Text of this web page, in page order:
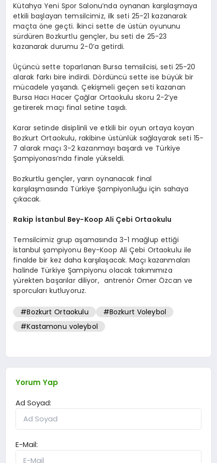
Kütahya Yeni Spor Salonu’nda oynanan karşılaşmaya
etkili başlayan temsilcimiz, ilk seti 25-21 kazanarak
maçta öne geçti. İkinci sette de üstün oyununu
sürdüren Bozkurtlu gençler, bu seti de 25-23
kazanarak durumu 2-0’a getirdi.
Üçüncü sette toparlanan Bursa temsilcisi, seti 25-20
alarak farkı bire indirdi. Dördüncü sette ise büyük bir
mücadele yaşandı. Çekişmeli geçen seti kazanan
Bursa Hacı Hacer Çağlar Ortaokulu skoru 2-2’ye
getirerek maçı final setine taşıdı.
Karar setinde disiplinli ve etkili bir oyun ortaya koyan
Bozkurt Ortaokulu, rakibine üstünlük sağlayarak seti 15-
7 alarak maçı 3-2 kazanmayı başardı ve Türkiye
Şampiyonası’nda finale yükseldi.
Bozkurtlu gençler, yarın oynanacak final
karşılaşmasında Türkiye Şampiyonluğu için sahaya
çıkacak.
Rakip İstanbul Bey-Koop Ali Çebi Ortaokulu
Temsilcimiz grup aşamasında 3-1 mağlup ettiği
İstanbul şampiyonu Bey-Koop Ali Çebi Ortaokulu ile
finalde bir kez daha karşılaşacak. Maçı kazanmaları
halinde Türkiye Şampiyonu olacak takımımıza
yürekten başarılar diliyor, antrenör Ömer Özcan ve
sporcuları kutluyoruz.
#Bozkurt Ortaokulu
#Bozkurt Voleybol
#Kastamonu voleybol
Yorum Yap
Ad Soyad:
E-Mail: